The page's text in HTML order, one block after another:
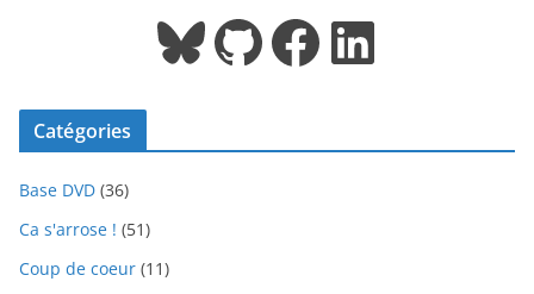
Bluesky GitHub Facebook LinkedIn
Catégories
Base DVD (36)
Ca s'arrose ! (51)
Coup de coeur (11)